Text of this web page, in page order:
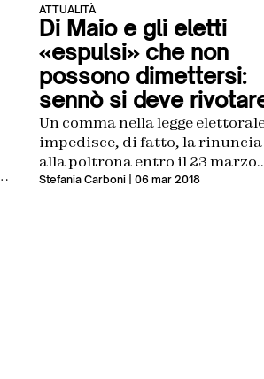
ATTUALITÀ
Di Maio e gli eletti
«espulsi» che non
possono dimettersi:
sennò si deve
Un comma nella legge
impedisce, di fatto, la rinuncia
alla poltrona entro il 23 marzo.
Così la palla passa al leader
Stefania Carboni| 06 mar 2018